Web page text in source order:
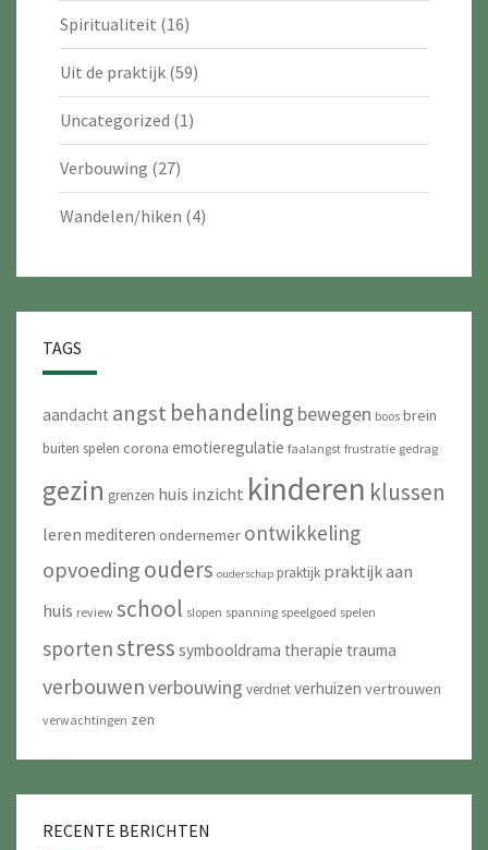
Spiritualiteit (16)
Uit de praktijk (59)
Uncategorized (1)
Verbouwing (27)
Wandelen/hiken (4)
TAGS
aandacht angst behandeling bewegen boos brein
buiten spelen corona emotieregulatie faalangst frustratie gedrag
gezin grenzen huis inzicht kinderen klussen
leren mediteren ondernemer ontwikkeling
opvoeding ouders ouderschap praktijk praktijk aan
huis review school slopen spanning speelgoed spelen
sportenstress symbooldrama therapie trauma
verbouwenverbouwing verdrietverhuizen vertrouwen
verwachtingen zen
RECENTE BERICHTEN